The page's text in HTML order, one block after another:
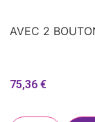
AVEC 2
75,36 €